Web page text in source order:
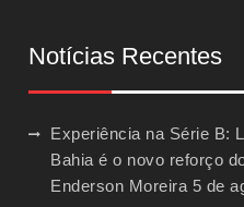
Notícias Recentes
Experiência na Série B:
Bahia é o novo reforço
Enderson Moreira 5 de